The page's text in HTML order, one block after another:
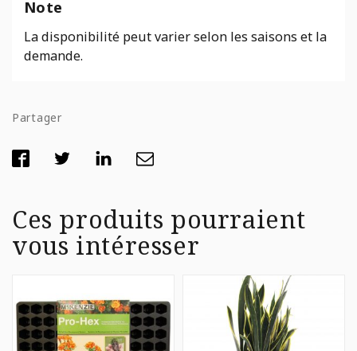
Note
La disponibilité peut varier selon les saisons et la
demande.
Partager
Ces produits pourraient
vous intéresser